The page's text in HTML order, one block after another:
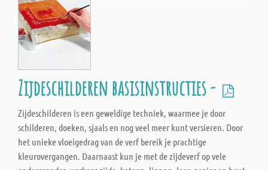
Zijdeschilderen basisinstructies -
Zijdeschilderen is een geweldige techniek, waarmee je door
schilderen, doeken, sjaals en nog veel meer kunt versieren. Door
het unieke vloeigedrag van de verf bereik je prachtige
kleurovergangen. Daarnaast kun je met de zijdeverf op vele